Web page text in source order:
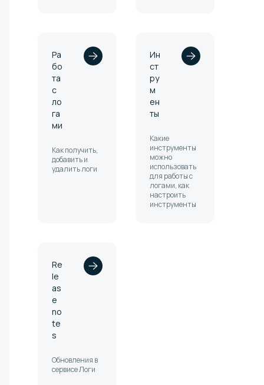
Ра
бо
та
с
ло
га
ми
Как получить,
добавить и
удалить логи
Ин
ст
ру
м
ен
ты
Какие
инструменты
можно
использовать
для работы с
логами, как
настроить
инструменты
Re
le
as
e
no
te
s
Обновления в
сервисе Логи